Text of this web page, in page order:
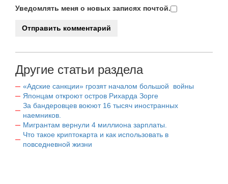
Уведомлять меня о новых записях почтой.
Другие статьи раздела
«Адские санкции» грозят началом большой войны
Японцам откроют остров Рихарда Зорге
За бандеровцев воюют 16 тысяч иностранных
наемников.
Мигрантам вернули 4 миллиона зарплаты.
Что такое криптокарта и как использовать в
повседневной жизни